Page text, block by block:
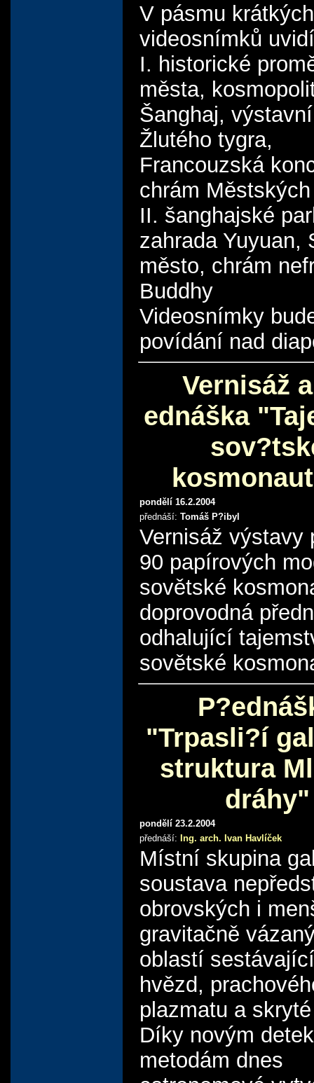
V pásmu krátkých
videosnímků
I. historické
města,
Šanghaj,
Žlutého tygra,
Francouzská
chrám
II. šanghajské
zahrada Yuyuan,
město, chrám
Buddhy
Videosnímky
povídání nad
Vernisáž
ednáška
pondělí 16.2.2004
přednáší: Tomáš P?ibyl
Vernisáž výstavy
90 papírových
sovětské
doprovodná
odhalující
sovětské
"Trpasli?í
struktura
dráhy"
pondělí 23.2.2004
přednáší: Ing. arch. Ivan Havlíček
Místní skupina
soustava
obrovských i
gravitačně
oblastí
hvězd,
plazmatu a
Díky novým
metodám dnes